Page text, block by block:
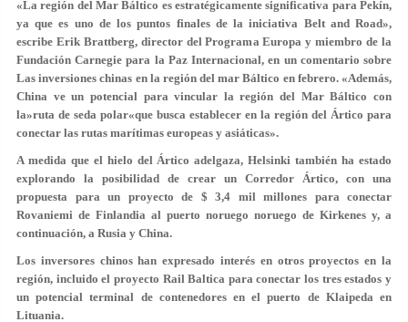
«La región del Mar Báltico es estratégicamente significativa para Pekín,
ya que es uno de los puntos finales de la iniciativa Belt and Road»,
escribe Erik Brattberg, director del Programa Europa y miembro de la
Fundación Carnegie para la Paz Internacional, en un comentario sobre
Las inversiones chinas en la región del mar Báltico en febrero. «Además,
China ve un potencial para vincular la región del Mar Báltico con
la»ruta de seda polar«que busca establecer en la región del Ártico para
conectar las rutas marítimas europeas y asiáticas».
A medida que el hielo del Ártico adelgaza, Helsinki también ha estado
explorando la posibilidad de crear un Corredor Ártico, con una
propuesta para un proyecto de $ 3,4 mil millones para conectar
Rovaniemi de Finlandia al puerto noruego noruego de Kirkenes y, a
continuación, a Rusia y China.
Los inversores chinos han expresado interés en otros proyectos en la
región, incluido el proyecto Rail Baltica para conectar los tres estados y
un potencial terminal de contenedores en el puerto de Klaipeda en
Lituania.